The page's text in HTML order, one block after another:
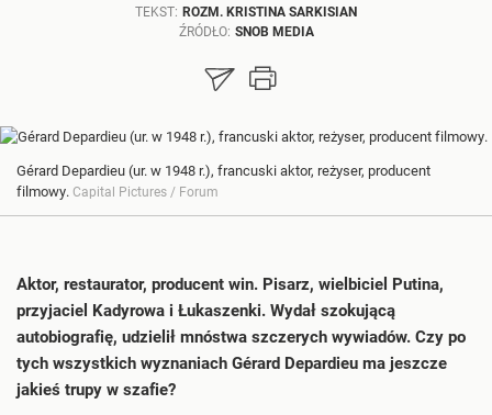
TEKST: ROZM. KRISTINA SARKISIAN
ŹRÓDŁO: SNOB MEDIA
Gérard Depardieu (ur. w 1948 r.), francuski aktor, reżyser, producent
filmowy.Capital Pictures / Forum
Aktor, restaurator, producent win. Pisarz, wielbiciel Putina,
przyjaciel Kadyrowa i Łukaszenki. Wydał szokującą
autobiografię, udzielił mnóstwa szczerych wywiadów. Czy po
tych wszystkich wyznaniach Gérard Depardieu ma jeszcze
jakieś trupy w szafie?